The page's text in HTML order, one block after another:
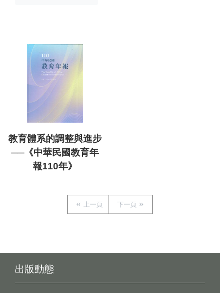
教育體系的調整與進步
──《中華民國教育年
報110年》
上一頁 下一頁
出版動態